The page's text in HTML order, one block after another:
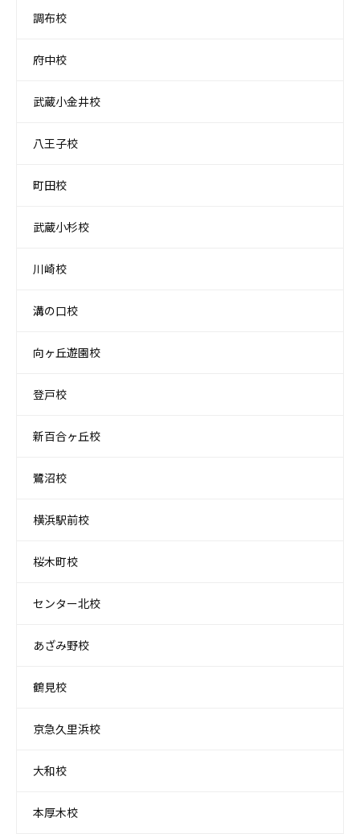
調布校
府中校
武蔵小金井校
八王子校
町田校
武蔵小杉校
川崎校
溝の口校
向ヶ丘遊園校
登戸校
新百合ヶ丘校
鷺沼校
横浜駅前校
桜木町校
センター北校
あざみ野校
鶴見校
京急久里浜校
大和校
本厚木校